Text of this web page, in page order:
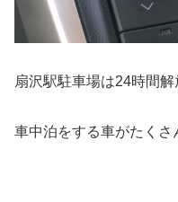
扇沢駅駐車場は24時間解
車中泊をする車がたくさ